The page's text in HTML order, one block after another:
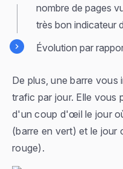
nombre de pages
très bon indicateur
Évolution par
De plus, une barre vous
trafic par jour. Elle vous
d'un coup d'œil le jour
(barre en vert) et le jour
rouge).